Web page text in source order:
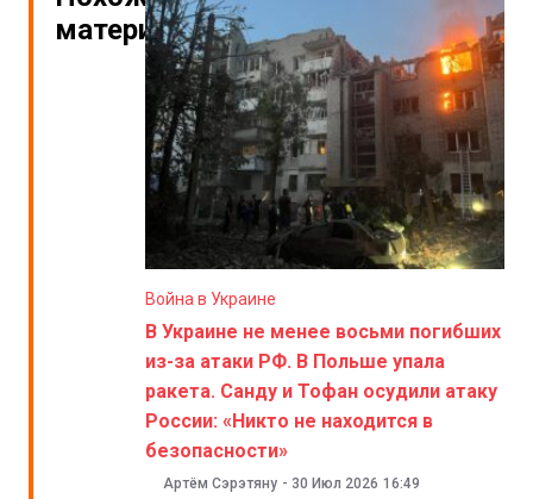
материалы
Война в Украине
В Украине не менее восьми погибших
из-за атаки РФ. В Польше упала
ракета. Санду и Тофан осудили атаку
России: «Никто не находится в
безопасности»
Артём Сэрэтяну - 30 Июл 2026 16:49